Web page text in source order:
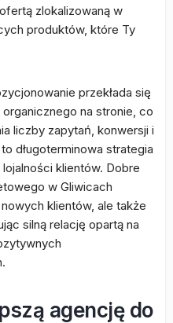
zlokalizowaną w
produktów, które Ty
przekłada się
na stronie, co
liczby zapytań, konwersji i
długoterminowa strategia
klientów. Dobre
w Gliwicach
klientów, ale także
silną relację opartą na
agencję do